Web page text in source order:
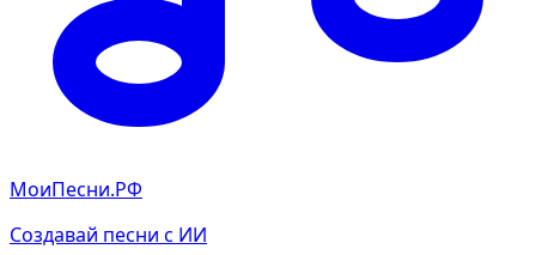
МоиПесни.РФ
Создавай песни с ИИ